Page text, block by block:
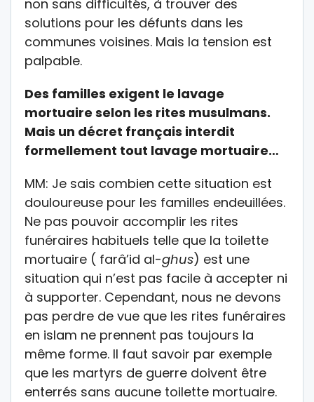
non sans difficultés, à trouver des
solutions pour les défunts dans les
communes voisines. Mais la tension est
palpable.
Des familles exigent le lavage
mortuaire selon les rites musulmans.
Mais un décret français interdit
formellement tout lavage mortuaire…
MM: Je sais combien cette situation est
douloureuse pour les familles endeuillées.
Ne pas pouvoir accomplir les rites
funéraires habituels telle que la toilette
mortuaire ( farâ’id al-ghus) est une
situation qui n’est pas facile à accepter ni
à supporter. Cependant, nous ne devons
pas perdre de vue que les rites funéraires
en islam ne prennent pas toujours la
même forme. Il faut savoir par exemple
que les martyrs de guerre doivent être
enterrés sans aucune toilette mortuaire.